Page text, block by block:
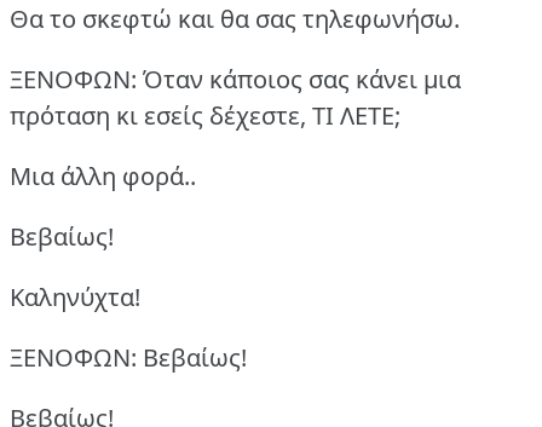
Θα το σκεφτώ και θα σας τηλεφωνήσω.
ΞΕΝΟΦΩΝ: Όταν κάποιος σας κάνει μια
πρόταση κι εσείς δέχεστε, ΤΙ ΛΕΤΕ;
Μια άλλη φορά..
Βεβαίως!
Καληνύχτα!
ΞΕΝΟΦΩΝ: Βεβαίως!
Βεβαίως!